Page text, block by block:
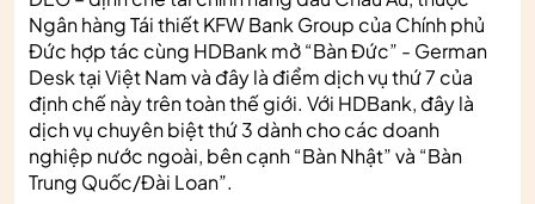
Ngân hàng Tái thiết KFW Bank Group của Chính phủ
Đức hợp tác cùng HDBank mở “Bàn Đức” - German
Desk tại Việt Nam và đây là điểm dịch vụ thứ 7 của
định chế này trên toàn thế giới. Với HDBank, đây là
dịch vụ chuyên biệt thứ 3 dành cho các doanh
nghiệp nước ngoài, bên cạnh “Bàn Nhật” và “Bàn
Trung Quốc/Đài Loan”.